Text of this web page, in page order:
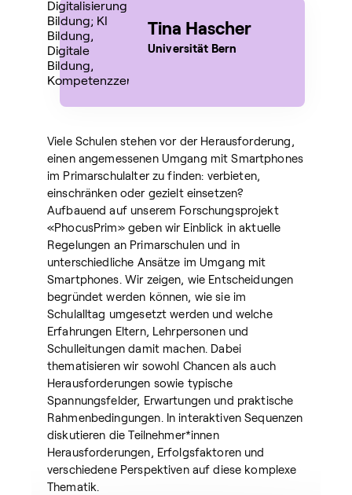
Viele Schulen stehen vor der Herausforderung,
einen angemessenen Umgang mit Smartphones
im Primarschulalter zu finden: verbieten,
einschränken oder gezielt einsetzen?
Aufbauend auf unserem Forschungsprojekt
«PhocusPrim» geben wir Einblick in aktuelle
Regelungen an Primarschulen und in
unterschiedliche Ansätze im Umgang mit
Smartphones. Wir zeigen, wie Entscheidungen
begründet werden können, wie sie im
Schulalltag umgesetzt werden und welche
Erfahrungen Eltern, Lehrpersonen und
Schulleitungen damit machen. Dabei
thematisieren wir sowohl Chancen als auch
Herausforderungen sowie typische
Spannungsfelder, Erwartungen und praktische
Rahmenbedingungen. In interaktiven Sequenzen
diskutieren die Teilnehmer*innen
Herausforderungen, Erfolgsfaktoren und
verschiedene Perspektiven auf diese komplexe
Thematik.
Tina Hascher
Universität Bern